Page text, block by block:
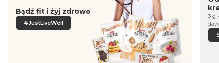
Bądź fit i żyj zdrowo
#JustLiveWell
3 g